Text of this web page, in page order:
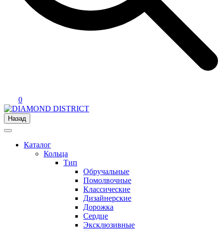
0
Назад
Каталог
Кольца
Тип
Обручальные
Помолвочные
Классические
Дизайнерские
Дорожка
Сердце
Эксклюзивные